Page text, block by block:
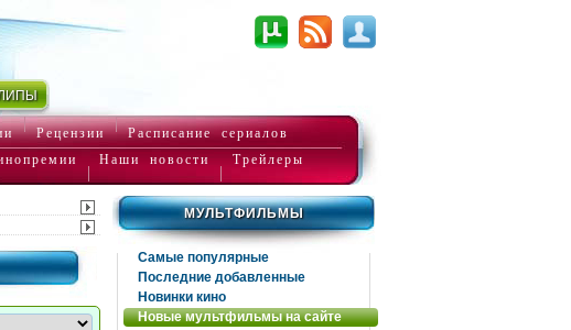
Рецензии
Расписание сериалов
Наши новости Трейлеры
МУЛЬТФИЛЬМЫ
Самые популярные
Последние добавленные
Новинки кино
Новые мультфильмы на сайте